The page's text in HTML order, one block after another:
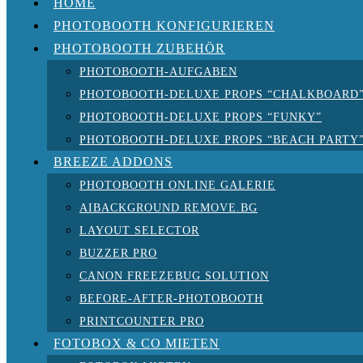
HOME
PHOTOBOOTH KONFIGURIEREN
PHOTOBOOTH ZUBEHÖR
PHOTOBOOTH-AUFGABEN
PHOTOBOOTH-DELUXE PROPS
PHOTOBOOTH-DELUXE PROPS “FUNKY”
PHOTOBOOTH-DELUXE PROPS “BEACH
BREEZE ADDONS
PHOTOBOOTH ONLINE GALERIE
AIBACKGROUND REMOVE.BG
LAYOUT SELECTOR
BUZZER PRO
CANON FREEZEBUG SOLUTION
BEFORE-AFTER-PHOTOBOOTH
PRINTCOUNTER PRO
FOTOBOX & CO MIETEN